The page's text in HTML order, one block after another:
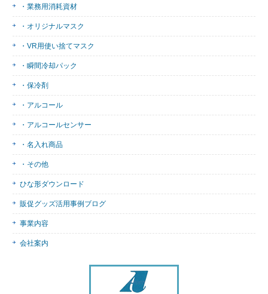
・業務用消耗資材
・オリジナルマスク
・VR用使い捨てマスク
・瞬間冷却パック
・保冷剤
・アルコール
・アルコールセンサー
・名入れ商品
・その他
ひな形ダウンロード
販促グッズ活用事例ブログ
事業内容
会社案内